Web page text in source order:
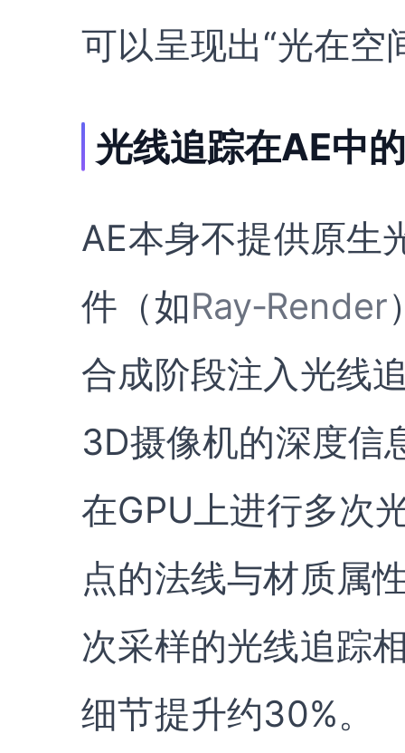
可以呈现出“光在空
光线追踪在AE中
AE本身不提供原生
件（如Ray‑Render
合成阶段注入光线
3D摄像机的深度信
在GPU上进行多次
点的法线与材质属
次采样的光线追踪
细节提升约30%。